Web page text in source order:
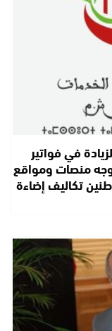
في فواتير
منصات ومواقع
تكاليف إضاءة